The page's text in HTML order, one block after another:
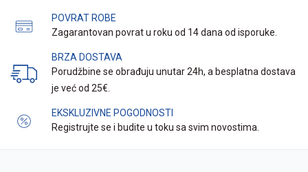
POVRAT ROBE
Zagarantovan povrat u roku od 14 dana od isporuke.
BRZA DOSTAVA
Porudžbine se obrađuju unutar 24h, a besplatna dostava
je već od 25€.
EKSKLUZIVNE POGODNOSTI
Registrujte se i budite u toku sa svim novostima.